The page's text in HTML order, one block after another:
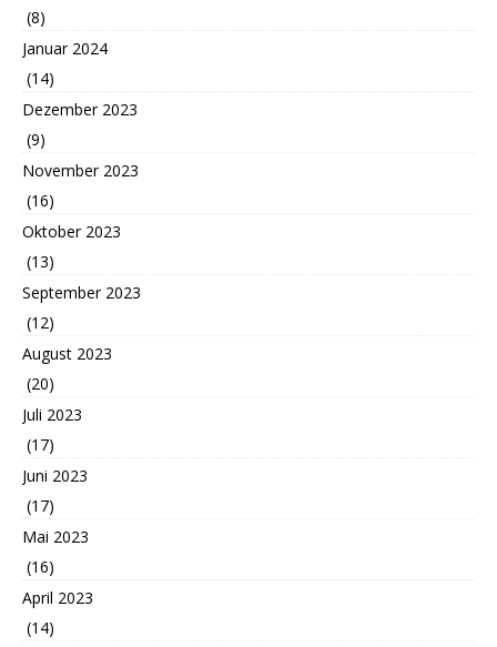
(8)
Januar 2024
(14)
Dezember 2023
(9)
November 2023
(16)
Oktober 2023
(13)
September 2023
(12)
August 2023
(20)
Juli 2023
(17)
Juni 2023
(17)
Mai 2023
(16)
April 2023
(14)